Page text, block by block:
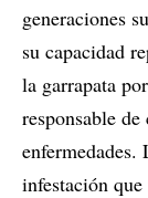
generaciones
su capacidad
la garrapata
responsable
infestación